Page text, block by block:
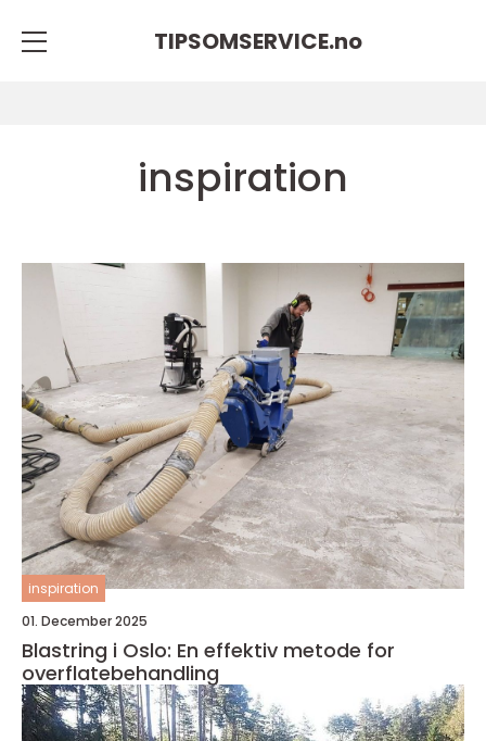
TIPSOMSERVICE.no
inspiration
inspiration
01. December 2025
Blastring i Oslo: En effektiv metode for
overflatebehandling